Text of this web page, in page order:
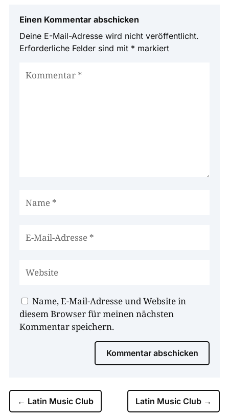
Einen Kommentar abschicken
Deine E-Mail-Adresse wird nicht veröffentlicht.
Erforderliche Felder sind mit * markiert
Name, E-Mail-Adresse und Website in
diesem Browser für meinen nächsten
Kommentar speichern.
Kommentar abschicken
← Latin Music Club Latin Music Club →